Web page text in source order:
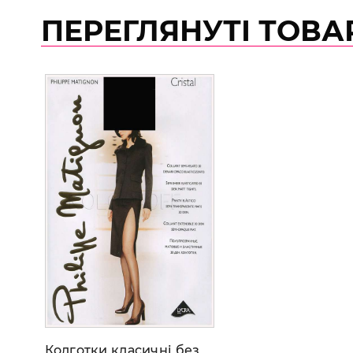
ПЕРЕГЛЯНУТІ
Колготки класичні без